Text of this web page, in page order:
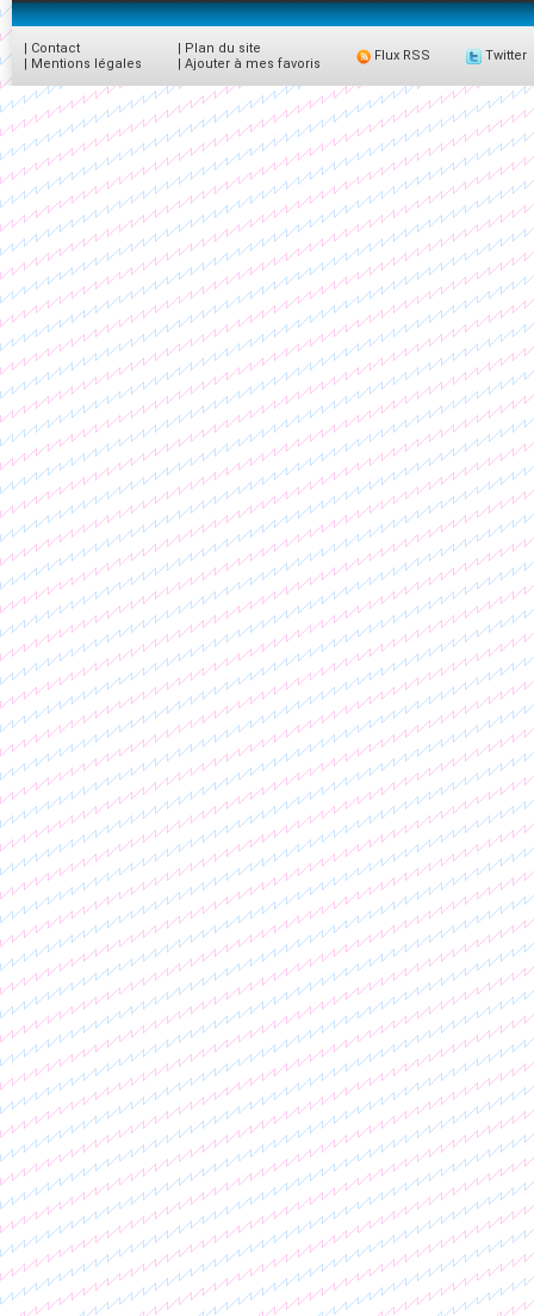
| Contact
| Mentions légales
| Plan du site
| Ajouter à mes favoris
Flux RSS Twitter